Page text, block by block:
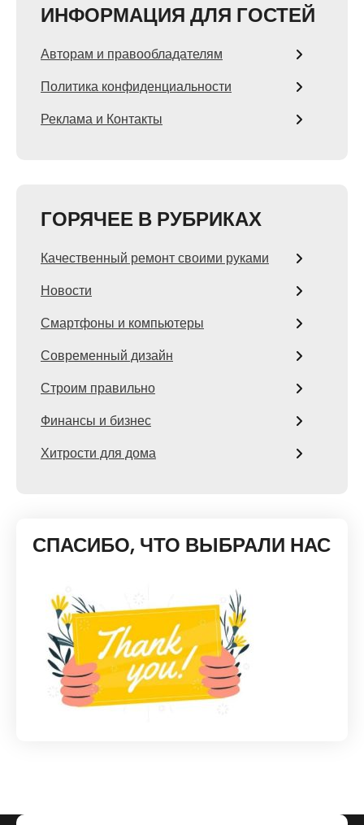
ИНФОРМАЦИЯ ДЛЯ ГОСТЕЙ
Авторам и правообладателям
Политика конфиденциальности
Реклама и Контакты
ГОРЯЧЕЕ В РУБРИКАХ
Качественный ремонт своими руками
Новости
Смартфоны и компьютеры
Современный дизайн
Строим правильно
Финансы и бизнес
Хитрости для дома
СПАСИБО, ЧТО ВЫБРАЛИ НАС